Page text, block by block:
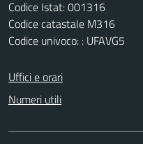
Codice Istat: 001316
Codice catastale M316
Codice univoco: : UFAVG5
Uffici e orari
Numeri utili